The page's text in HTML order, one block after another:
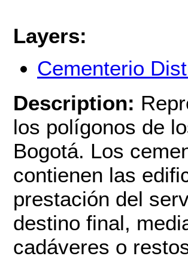
Layers:
Cementerio
Description:
los polígonos de
Bogotá. Los
contienen las
prestación del
destino final,
cadáveres o